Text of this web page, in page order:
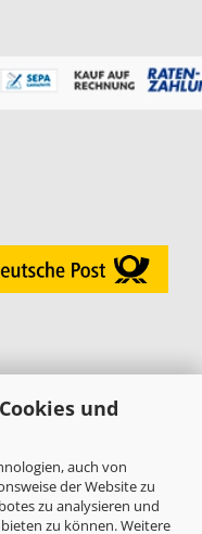
und
auch von
der Website zu
zu analysieren und
zu können. Weitere